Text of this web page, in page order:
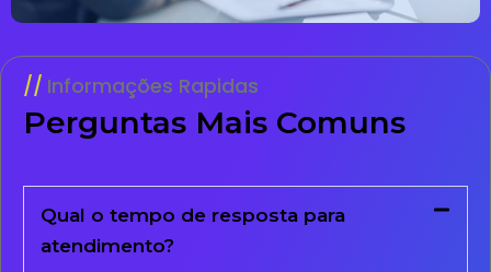
Informações Rapidas
Perguntas Mais Comuns
Qual o tempo de resposta para
atendimento?